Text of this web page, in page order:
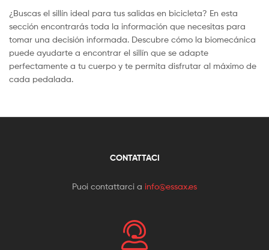
¿Buscas el sillín ideal para tus salidas en bicicleta? En esta
sección encontrarás toda la información que necesitas para
tomar una decisión informada. Descubre cómo la biomecánica
puede ayudarte a encontrar el sillín que se adapte
perfectamente a tu cuerpo y te permita disfrutar al máximo de
cada pedalada.
CONTATTACI
Puoi contattarci a info@essax.es